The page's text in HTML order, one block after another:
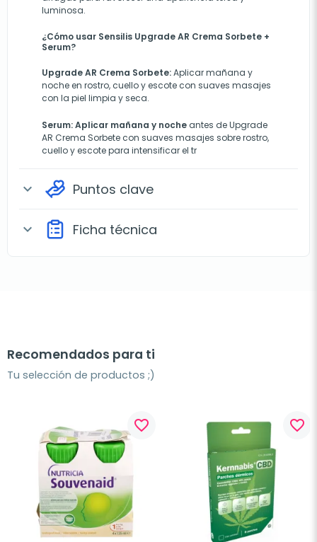
luminosa.
¿Cómo usar Sensilis Upgrade AR Crema Sorbete +
Serum?
Upgrade AR Crema Sorbete:Aplicar mañana y
noche en rostro, cuello y escote con suaves masajes
con la piel limpia y seca.
Serum:Aplicar mañana y noche antes de Upgrade
AR Crema Sorbete con suaves masajes sobre rostro,
cuello y escote para intensificar el tr
expand_more Puntos clave
expand_more Ficha técnica
Recomendados para ti
Tu selección de productos ;)
favorite_border favorite_border